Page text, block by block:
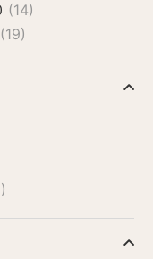
(14)
(19)